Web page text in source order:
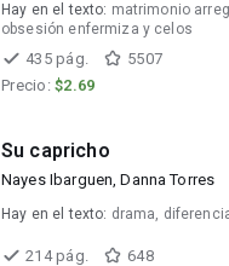
Hay en el texto: matrimonio
obsesión enfermiza y celos
435 pág.
5507
Precio: $2.69
Su capricho
Nayes Ibarguen, Danna Torres
Hay en el texto: drama,
214 pág.
648